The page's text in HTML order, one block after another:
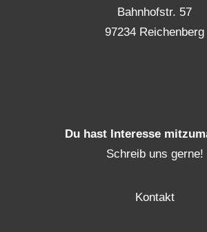
Bahnhofstr. 57
97234 Reichenberg
Du hast Interesse
Schreib uns gerne!
Kontakt